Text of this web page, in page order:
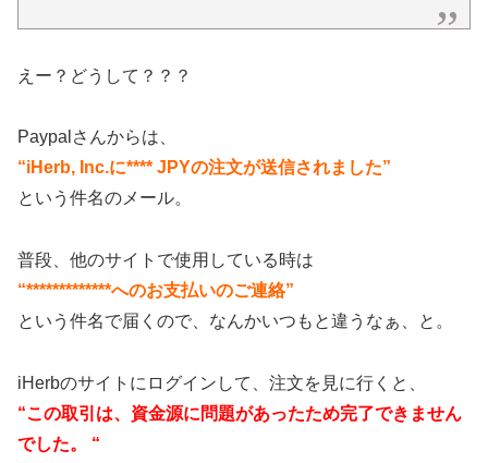
えー？どうして？？？
Paypalさんからは、
“iHerb, Inc.に**** JPYの注文が送信されました”
という件名のメール。
普段、他のサイトで使用している時は
“*************へのお支払いのご連絡”
という件名で届くので、なんかいつもと違うなぁ、と。
iHerbのサイトにログインして、注文を見に行くと、
“この取引は、資金源に問題があったため完了できません
でした。 “